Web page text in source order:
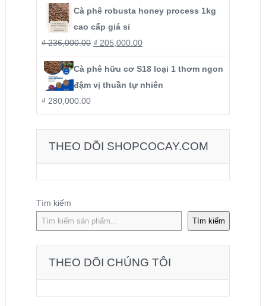
Cà phê robusta honey process 1kg
cao cấp giá sỉ
₫236,000.00 ₫ 205,000.00
Cà phê hữu cơ S18 loại 1 thơm ngon
đậm vị thuần tự nhiên
₫ 280,000.00
THEO DÕI SHOPCOCAY.COM
Tìm kiếm
Tìm kiếm
THEO DÕI CHÚNG TÔI